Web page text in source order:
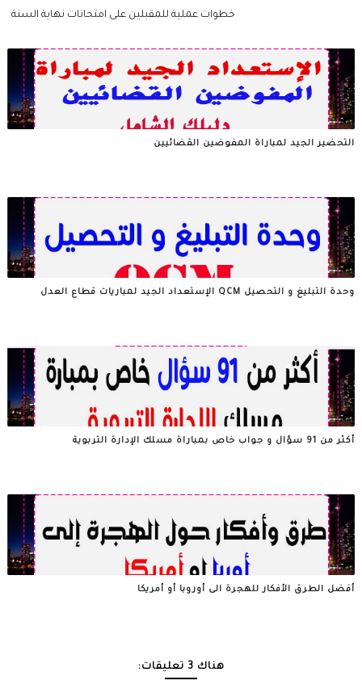
خطوات عملية للمقبلين على امتحانات نهاية السنة
التحضير الجيد لمباراة المفوضين القضائيين
وحدة التبليغ و التحصيل QCM الإستعداد الجيد لمباريات قطاع العدل
أكثر من 91 سؤال و جواب خاص بمباراة مسلك الإدارة التربوية
أفضل الطرق الأفكار للهجرة الى أوروبا أو أمريكا
هناك 3 تعليقات: